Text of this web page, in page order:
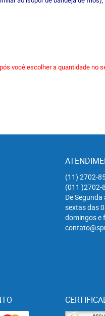
você escolher a quantidade no
(11) 2702-
(011 )2702-
De
sextas das
domingos e